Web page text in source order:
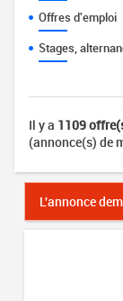
Offres d'emploi
Stages,
Il y a 1109
(annonce(s) de
L'annonce